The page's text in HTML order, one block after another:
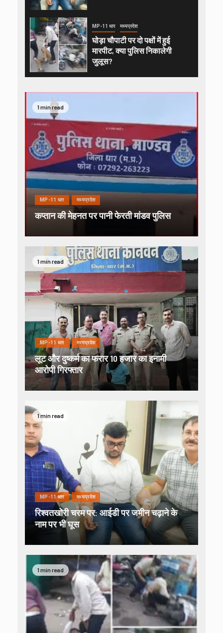
MP-11 धार मध्यप्रदेश
घोड़ा चौपाटी पर दो पक्षों में हुई
मारपीट, क्या पुलिस निकालेगी
जुलूस?
1 min read
MP-11 धार मध्यप्रदेश
कप्तान की मेहनत पर पानी फेरती मांडव पुलिस
1 min read
MP-11 धार मध्यप्रदेश
लूट और दुष्कर्म का फरार 10 हजार का इनामी
आरोपी गिरफ्तार
1 min read
MP-11 धार मध्यप्रदेश
रिश्वतखोरी चरम पर: आईडी पर जमीन चढ़ाने के
नाम पर भी घूस
1 min read